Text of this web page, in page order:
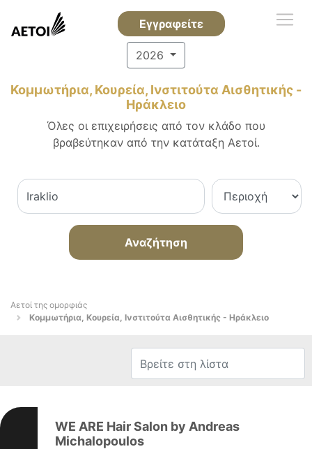
Εγγραφείτε
2026
Κομμωτήρια, Κουρεία, Ινστιτούτα Αισθητικής -
Ηράκλειο
Όλες οι επιχειρήσεις από τον κλάδο που
βραβεύτηκαν από την κατάταξη Αετοί.
Αναζήτηση
Αετοί της ομορφιάς
Κομμωτήρια, Κουρεία, Ινστιτούτα Αισθητικής - Ηράκλειο
WE ARE Hair Salon by Andreas
Michalopoulos